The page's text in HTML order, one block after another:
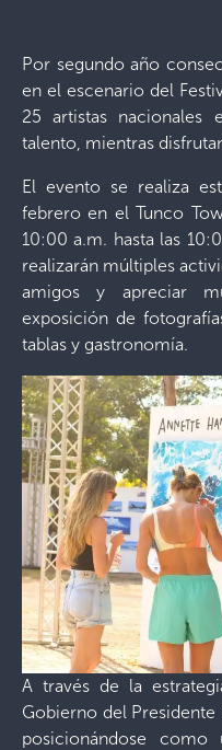
Por segundo año
en el escenario del
25 artistas nacionales
talento, mientras
El evento se realiza
febrero en el Tunco
10:00 a.m. hasta las
realizarán múltiples
amigos y apreciar
exposición de
tablas y gastronomía.
A través de la
Gobierno del Presidente
posicionándose